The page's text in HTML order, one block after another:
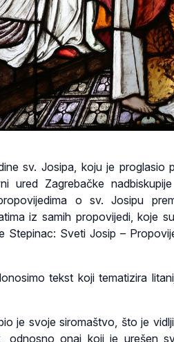
sv. Josipa, koju je proglasio
ured Zagrebačke
o sv. Josipu
iz samih propovijedi, koje
Stepinac: Sveti Josip –
tekst koji tematizira
je svoje siromaštvo, što je
odnosno onaj koji je urešen